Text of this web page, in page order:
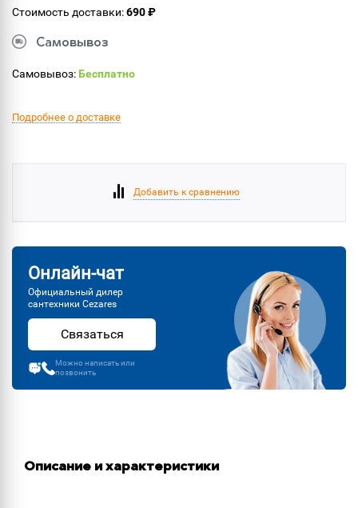
Стоимость доставки:690 ₽
Самовывоз
Самовывоз:Бесплатно
Подробнее о доставке
Добавить к сравнению
Онлайн-чат
Официальный дилер
сантехники Cezares
Связаться
Можно написать или
позвонить
Описание и характеристики